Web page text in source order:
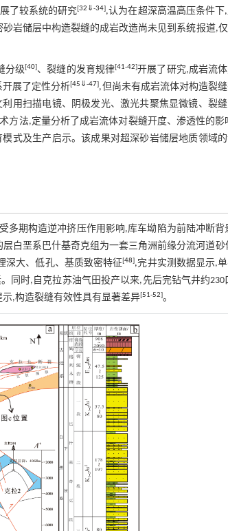
了较系统的研究[32 ⇓-34],认为在超深高温高压条件下
砂岩储层中构造裂缝的成岩改造尚未见到系统报道,
分级[40]、裂缝的发育规律[41-42]开展了研究,成岩流
展了定性分析[45 ⇓-47],但尚未有成岩流体对构造裂
用扫描电镜、阴极发光、激光共聚焦显微镜、裂
方法,定量分析了成岩流体对裂缝开度、渗透性的影
式及生产启示。该成果对超深砂岩储层地质领域
多期构造逆冲挤压作用影响,库车坳陷为前陆冲断背
层白垩系巴什基奇克组为一套三角洲前缘分流河道砂
深大、低孔、基质致密特征[48],完井实测数据显示,
同时,自克拉苏油气田投产以来,先后完钻气井约230
示,构造裂缝有效性具有显著差异[51-52]。